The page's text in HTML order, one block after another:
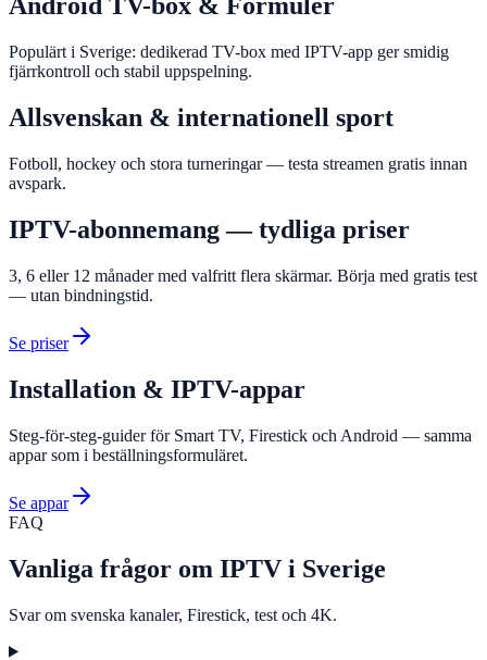
Android TV-box & Formuler
Populärt i Sverige: dedikerad TV-box med IPTV-app ger smidig
fjärrkontroll och stabil uppspelning.
Allsvenskan & internationell sport
Fotboll, hockey och stora turneringar — testa streamen gratis innan
avspark.
IPTV-abonnemang — tydliga priser
3, 6 eller 12 månader med valfritt flera skärmar. Börja med gratis test
— utan bindningstid.
Se priser
Installation & IPTV-appar
Steg-för-steg-guider för Smart TV, Firestick och Android — samma
appar som i beställningsformuläret.
Se appar
FAQ
Vanliga frågor om IPTV i Sverige
Svar om svenska kanaler, Firestick, test och 4K.